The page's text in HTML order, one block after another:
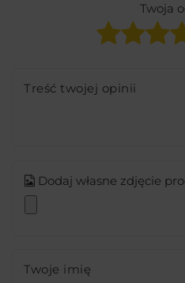
Twoja
Treść twojej opinii
Dodaj własne zdjęcie
Twoje imię